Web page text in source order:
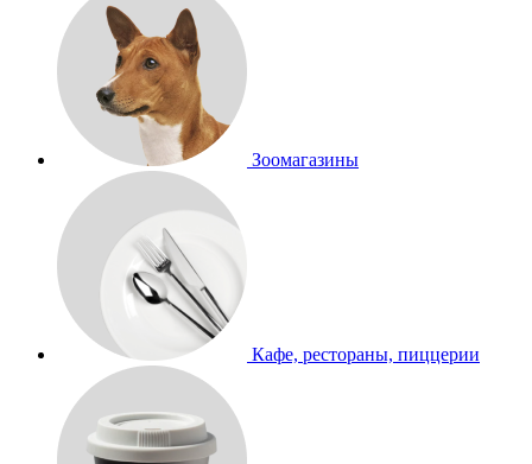
Зоомагазины
Кафе, рестораны, пиццерии